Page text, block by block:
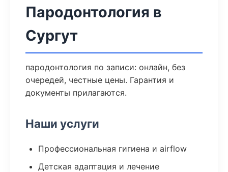
Пародонтология в
Сургут
пародонтология по записи: онлайн, без
очередей, честные цены. Гарантия и
документы прилагаются.
Наши услуги
Профессиональная гигиена и airflow
Детская адаптация и лечение